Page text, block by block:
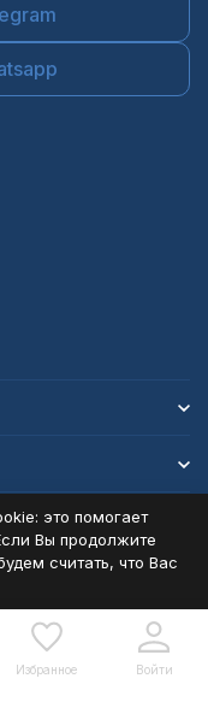
Избранное Войти
это помогает
Вы продолжите
считать, что Вас